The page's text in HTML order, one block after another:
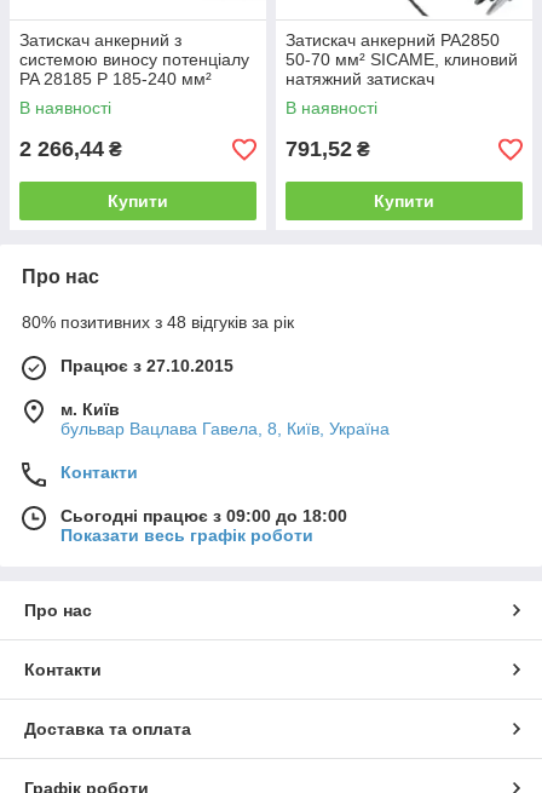
Затискач анкерний з
системою виносу потенціалу
PA 28185 Р 185-240 мм²
SICAME, клиновий натяжний
затискач
В наявності
2 266,44 ₴
Купити
Затискач анкерний PA2850
50-70 мм² SICAME, клиновий
натяжний затискач
В наявності
791,52 ₴
Купити
Про нас
80% позитивних з 48 відгуків за рік
Працює з 27.10.2015
м. Київ
бульвар Вацлава Гавела, 8, Київ, Україна
Контакти
Сьогодні працює з 09:00 до 18:00
Показати весь графік роботи
Про нас
Контакти
Доставка та оплата
Графік роботи